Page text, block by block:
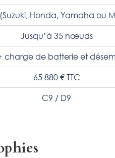
Honda, Yamaha ou
Jusqu’à 35 nœuds
charge de batterie et
65 880 € TTC
C9 / D9